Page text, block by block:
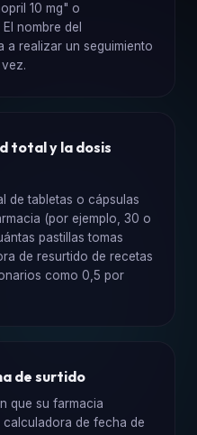
10 mg" o
nombre del
a realizar un seguimiento
total y la dosis
de tabletas o cápsulas
(por ejemplo, 30 o
pastillas tomas
de resurtido de recetas
como 0,5 por
de surtido
que su farmacia
calculadora de fecha de